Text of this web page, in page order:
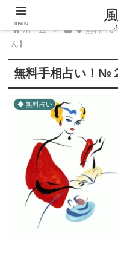
ホーム ◆ 無料占い
ん】
無料手相占い！№
◆ 無料占い
menu